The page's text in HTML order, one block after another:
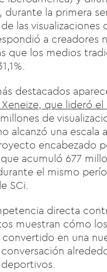
durante la primera
las visualizaciones
a creadores
que los medios
destacados
que lideró el
de
alcanzó una escala
encabezado
acumuló 677
el mismo
SCi.
directa
muestran cómo los
en una